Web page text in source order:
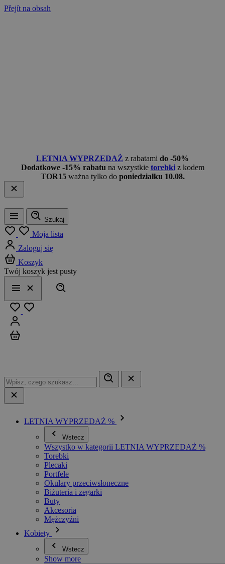
Přejít na obsah
LETNIA WYPRZEDAŻ z rabatami do -50%
Dodatkowe -15% rabatu na wszystkie torebkiz kodem
TOR15 ważna tylko do poniedziałku 10.08.
Menu
Szukaj
Moja lista
Zaloguj się
Koszyk
Twój koszyk jest pusty
Menu
Zamknij
LETNIA WYPRZEDAŻ %
Wstecz
Wszystko w kategorii LETNIA WYPRZEDAŻ %
Torebki
Plecaki
Portfele
Okulary przeciwsłoneczne
Biżuteria i zegarki
Buty
Akcesoria
Mężczyźni
Kobiety
Wstecz
Show more